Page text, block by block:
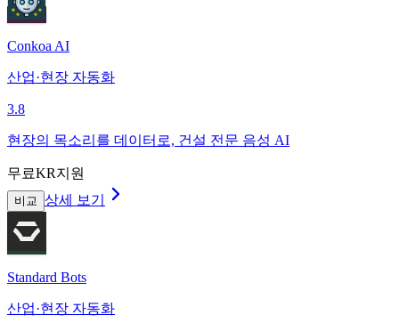
Conkoa AI
산업·현장 자동화
3.8
현장의 목소리를 데이터로, 건설 전문 음성 AI
무료KR지원
비교 상세 보기
Standard Bots
산업·현장 자동화